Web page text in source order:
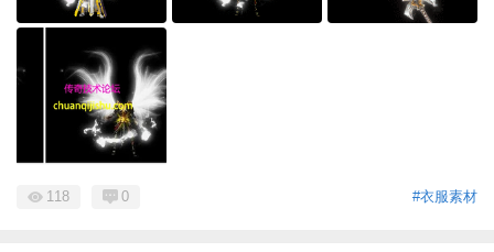
#衣服素材
118 0